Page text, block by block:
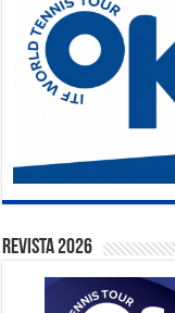
Revista 2026